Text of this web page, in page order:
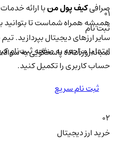
صرافیکیف پول منبا ارائه خدمات
همیشه همراه شماست تا بتوانید
سایر ارزهای دیجیتال بپردازید.
شبانه‌روز آماده پاسخگویی به
01
ثبت نام
ابتدا با مراجعه به صفحه ثبت‌نام
حساب کاربری را تکمیل کنید.
ثبت نام سریع
02
خرید ارز دیجیتال